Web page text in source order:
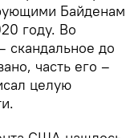
Байденам
году. Во
скандальное до
часть его –
целую